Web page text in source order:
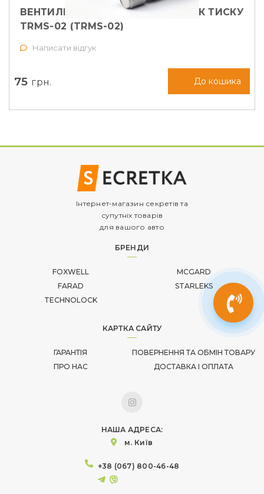
ВЕНТИЛЬ РОЗБІРНИЙ ПІД ДАТЧИК ТИСКУ
TRMS-02 (TRMS-02)
Написати відгук
75 грн. До кошика
Інтернет-магазин секретів та
супутніх товарів
для вашого авто
БРЕНДИ
FOXWELL
MCGARD
FARAD
STARLEKS
TECHNOLOCK
КАРТКА САЙТУ
ГАРАНТІЯ
ПОВЕРНЕННЯ ТА ОБМІН ТОВАРУ
ПРО НАС
ДОСТАВКА І ОПЛАТА
НАША АДРЕСА:
м. Київ
+38 (067) 800-46-48